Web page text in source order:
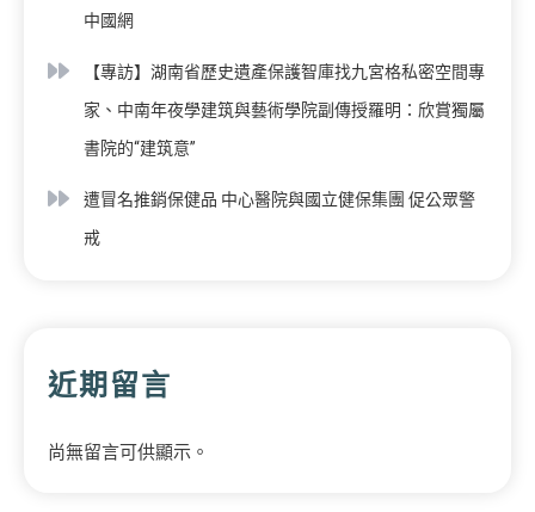
中國網
【專訪】湖南省歷史遺產保護智庫找九宮格私密空間專
家、中南年夜學建筑與藝術學院副傳授羅明：欣賞獨屬
書院的“建筑意”
遭冒名推銷保健品 中心醫院與國立健保集團 促公眾警
戒
近期留言
尚無留言可供顯示。